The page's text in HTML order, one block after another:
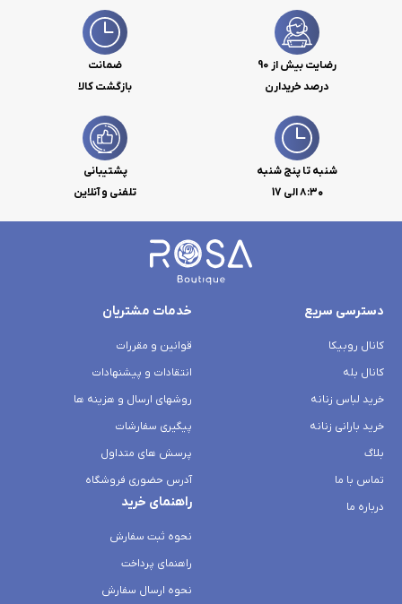
رضایت بیش از 90
درصد خریدارن
ضمانت
بازگشت کالا
شنبه تا پنج شنبه
۸:۳۰ الی 17
پشتیبانی
تلفنی و آنلاین
دسترسی سریع
کانال روبیکا
کانال بله
خرید لباس زنانه
خرید بارانی زنانه
بلاگ
تماس با ما
درباره ما
خدمات مشتریان
قوانین و مقررات
انتقادات و پیشنهادات
روشهای ارسال و هزینه ها
پیگیری سفارشات
پرسش های متداول
آدرس حضوری فروشگاه
راهنمای خرید
نحوه ثبت سفارش
راهنمای پرداخت
نحوه ارسال سفارش